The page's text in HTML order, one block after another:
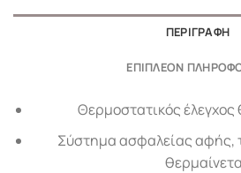
ΠΕΡΙΓΡΑΦΉ
ΕΠΙΠΛΈΟΝ
Θερμοστατικός
Σύστημα ασφαλείας αφής,